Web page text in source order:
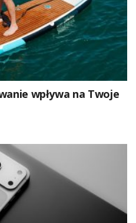
wpływa na Twoje